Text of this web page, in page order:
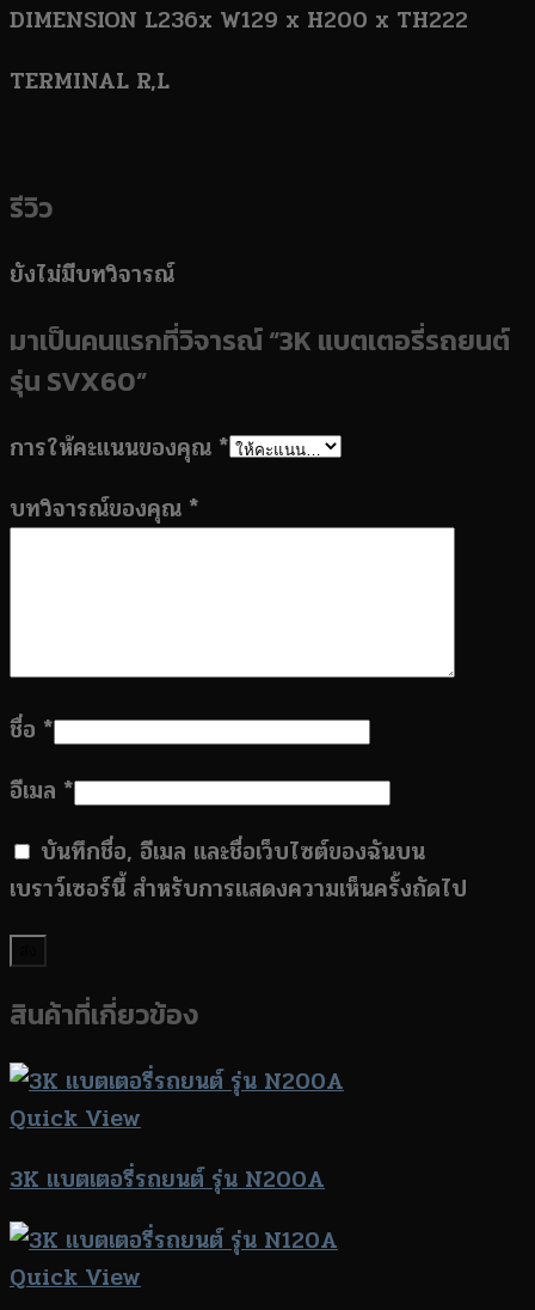
DIMENSION L236x W129 x H200 x TH222
TERMINAL R,L
รีวิว
ยังไม่มีบทวิจารณ์
มาเป็นคนแรกที่วิจารณ์ “3K แบตเตอรี่รถยนต์
รุ่น SVX60”
การให้คะแนนของคุณ *
บทวิจารณ์ของคุณ *
ชื่อ *
อีเมล *
บันทึกชื่อ, อีเมล และชื่อเว็บไซต์ของฉันบน
เบราว์เซอร์นี้ สำหรับการแสดงความเห็นครั้งถัดไป
สินค้าที่เกี่ยวข้อง
Quick View
3K แบตเตอรี่รถยนต์ รุ่น N200A
Quick View